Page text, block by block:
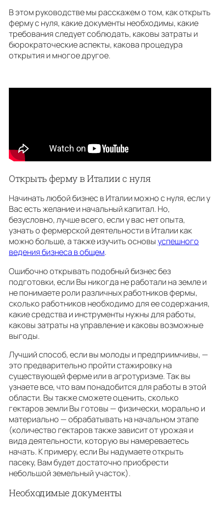
В этом руководстве мы расскажем о том, как открыть
ферму с нуля, какие документы необходимы, какие
требования следует соблюдать, каковы затраты и
бюрократоческие аспекты, какова процедура
открытия и многое другое.
Открыть ферму в Италии с нуля
Начинать любой бизнес в Италии можно с нуля, если у
Вас есть желание и начальный капитал. Но,
безусловно, лучше всего, если у вас нет опыта,
узнать о фермерской деятельности в Италии как
можно больше, а также изучить основыуспешного
ведения бизнеса в общем.
Ошибочно открывать подобный бизнес без
подготовки, если Вы никогда не работали на земле и
не понимаете роли различных работников фермы,
сколько работников необходимо для ее содержания,
какие средства и инструменты нужны для работы,
каковы затраты на управление и каковы возможные
выгоды.
Лучший способ, если вы молоды и предприимчивы, —
это предварительно пройти стажировку на
существующей ферме или в агротуризме. Так вы
узнаете все, что вам понадобится для работы в этой
области. Вы также сможете оценить, сколько
гектаров земли Вы готовы — физически, морально и
материально — обрабатывать на начальном этапе
(количество гектаров также зависит от урожая и
вида деятельности, которую вы намереваетесь
начать. К примеру, если Вы надумаете открыть
пасеку, Вам будет достаточно приобрести
небольшой земельный участок).
Необходимые документы